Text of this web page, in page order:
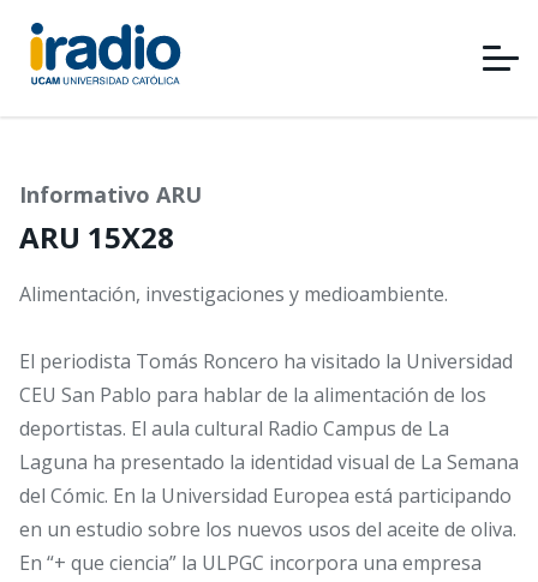
Pasar
contenido
principal
Informativo ARU
ARU 15X28
Alimentación, investigaciones y medioambiente.
El periodista Tomás Roncero ha visitado la Universidad
CEU San Pablo para hablar de la alimentación de los
deportistas. El aula cultural Radio Campus de La
Laguna ha presentado la identidad visual de La Semana
del Cómic. En la Universidad Europea está participando
en un estudio sobre los nuevos usos del aceite de oliva.
En “+ que ciencia” la ULPGC incorpora una empresa